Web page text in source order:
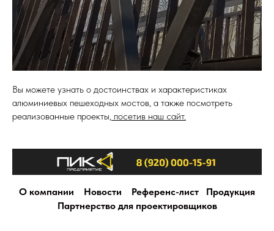
Вы можете узнать о достоинствах и характеристиках
алюминиевых пешеходных мостов, а также посмотреть
реализованные проекты, посетив наш сайт.
О компании Новости Референс-лист
Продукция
Партнерство для проектировщиков